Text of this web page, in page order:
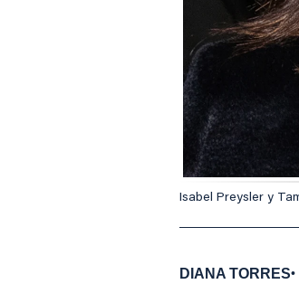
Isabel Preysler y
DIANA TORRES